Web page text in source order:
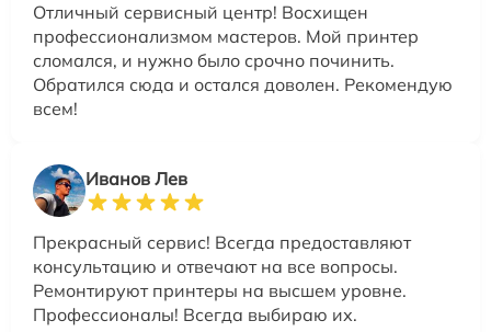
Отличный сервисный центр! Восхищен
профессионализмом мастеров. Мой принтер
сломался, и нужно было срочно починить.
Обратился сюда и остался доволен. Рекомендую
всем!
Иванов Лев
Прекрасный сервис! Всегда предоставляют
консультацию и отвечают на все вопросы.
Ремонтируют принтеры на высшем уровне.
Профессионалы! Всегда выбираю их.